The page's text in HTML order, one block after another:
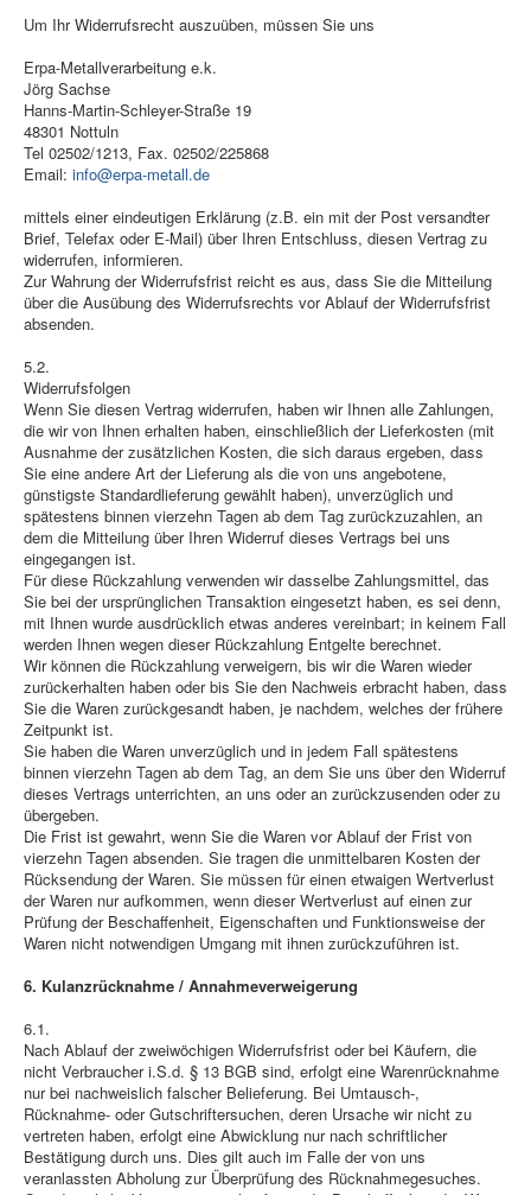
Um Ihr Widerrufsrecht auszuüben, müssen Sie uns
Erpa-Metallverarbeitung e.k.
Jörg Sachse
Hanns-Martin-Schleyer-Straße 19
48301 Nottuln
Tel 02502/1213, Fax. 02502/225868
Email: info@erpa-metall.de
mittels einer eindeutigen Erklärung (z.B. ein mit der Post versandter
Brief, Telefax oder E-Mail) über Ihren Entschluss, diesen Vertrag zu
widerrufen, informieren.
Zur Wahrung der Widerrufsfrist reicht es aus, dass Sie die Mitteilung
über die Ausübung des Widerrufsrechts vor Ablauf der Widerrufsfrist
absenden.
5.2.
Widerrufsfolgen
Wenn Sie diesen Vertrag widerrufen, haben wir Ihnen alle Zahlungen,
die wir von Ihnen erhalten haben, einschließlich der Lieferkosten (mit
Ausnahme der zusätzlichen Kosten, die sich daraus ergeben, dass
Sie eine andere Art der Lieferung als die von uns angebotene,
günstigste Standardlieferung gewählt haben), unverzüglich und
spätestens binnen vierzehn Tagen ab dem Tag zurückzuzahlen, an
dem die Mitteilung über Ihren Widerruf dieses Vertrags bei uns
eingegangen ist.
Für diese Rückzahlung verwenden wir dasselbe Zahlungsmittel, das
Sie bei der ursprünglichen Transaktion eingesetzt haben, es sei denn,
mit Ihnen wurde ausdrücklich etwas anderes vereinbart; in keinem Fall
werden Ihnen wegen dieser Rückzahlung Entgelte berechnet.
Wir können die Rückzahlung verweigern, bis wir die Waren wieder
zurückerhalten haben oder bis Sie den Nachweis erbracht haben, dass
Sie die Waren zurückgesandt haben, je nachdem, welches der frühere
Zeitpunkt ist.
Sie haben die Waren unverzüglich und in jedem Fall spätestens
binnen vierzehn Tagen ab dem Tag, an dem Sie uns über den Widerruf
dieses Vertrags unterrichten, an uns oder an zurückzusenden oder zu
übergeben.
Die Frist ist gewahrt, wenn Sie die Waren vor Ablauf der Frist von
vierzehn Tagen absenden. Sie tragen die unmittelbaren Kosten der
Rücksendung der Waren. Sie müssen für einen etwaigen Wertverlust
der Waren nur aufkommen, wenn dieser Wertverlust auf einen zur
Prüfung der Beschaffenheit, Eigenschaften und Funktionsweise der
Waren nicht notwendigen Umgang mit ihnen zurückzuführen ist.
6. Kulanzrücknahme / Annahmeverweigerung
6.1.
Nach Ablauf der zweiwöchigen Widerrufsfrist oder bei Käufern, die
nicht Verbraucher i.S.d. § 13 BGB sind, erfolgt eine Warenrücknahme
nur bei nachweislich falscher Belieferung. Bei Umtausch-,
Rücknahme- oder Gutschriftersuchen, deren Ursache wir nicht zu
vertreten haben, erfolgt eine Abwicklung nur nach schriftlicher
Bestätigung durch uns. Dies gilt auch im Falle der von uns
veranlassten Abholung zur Überprüfung des Rücknahmegesuches.